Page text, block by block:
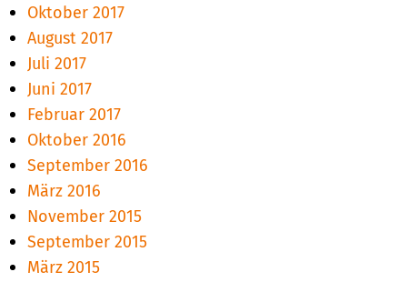
Oktober 2017
August 2017
Juli 2017
Juni 2017
Februar 2017
Oktober 2016
September 2016
März 2016
November 2015
September 2015
März 2015